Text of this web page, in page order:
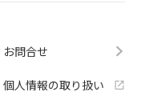
お問合せ
個人情報の取り扱い